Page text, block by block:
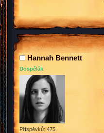
Hannah Bennett
Dospělák
Příspěvků: 475